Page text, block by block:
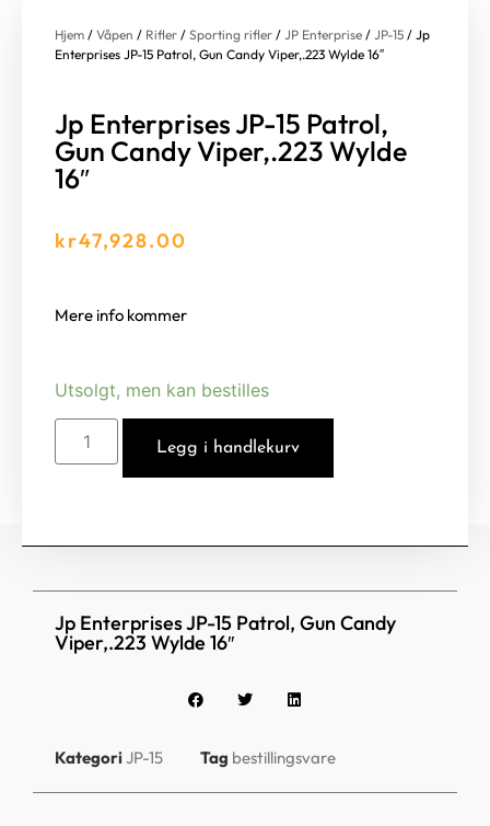
Hjem / Våpen / Rifler / Sporting rifler / JP Enterprise / JP-15 / Jp
Enterprises JP-15 Patrol, Gun Candy Viper,.223 Wylde 16″
Jp Enterprises JP-15 Patrol,
Gun Candy Viper,.223 Wylde
16″
kr47,928.00
Mere info kommer
Utsolgt, men kan bestilles
Legg i handlekurv
Jp Enterprises JP-15 Patrol, Gun Candy
Viper,.223 Wylde 16″
KategoriJP-15 Tag bestillingsvare